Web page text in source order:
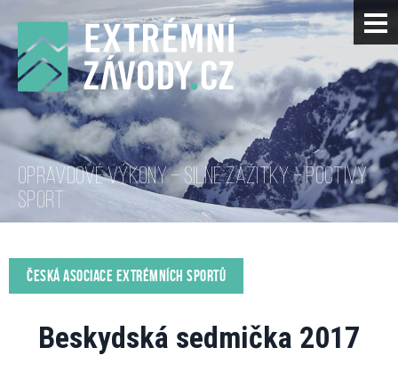
OPRAVDOVÉ VÝKONY – SILNÉ ZÁŽITKY – POCTIVÝ
SPORT
ČESKÁ ASOCIACE EXTRÉMNÍCH SPORTŮ
Beskydská sedmička 2017